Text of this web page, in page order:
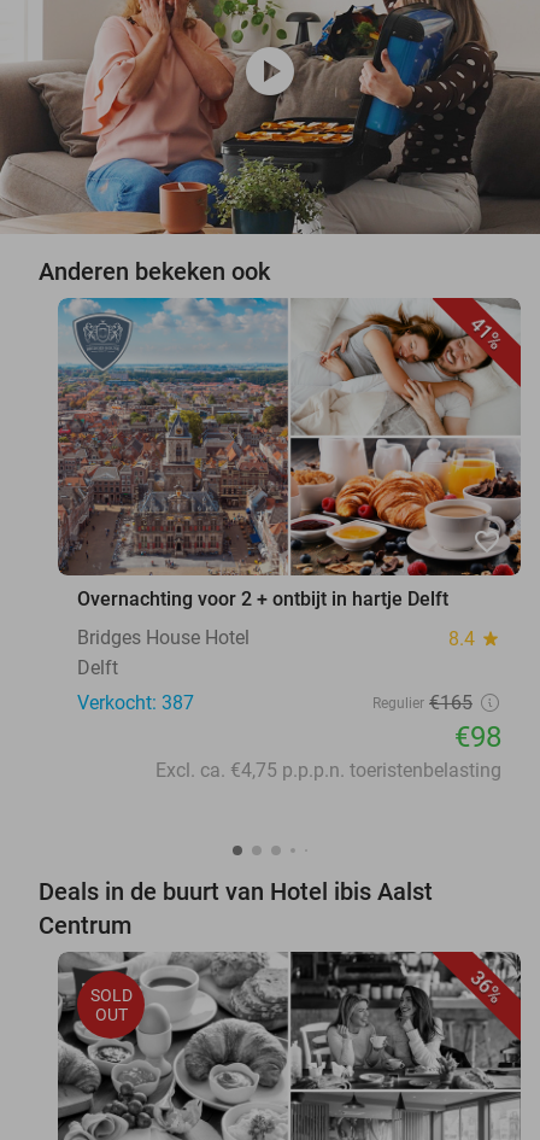
play_circle
Anderen bekeken ook
41%
favorite_border
Overnachting voor 2 + ontbijt in hartje Delft
Bridges House Hotel
8.4 star
Delft
Verkocht: 387
Regulier €165
€98
Excl. ca. €4,75 p.p.p.n. toeristenbelasting
Deals in de buurt van Hotel ibis Aalst
Centrum
36%
SOLD
OUT